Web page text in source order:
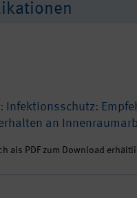
Infektionsschutz:
an
als PDF zum Download